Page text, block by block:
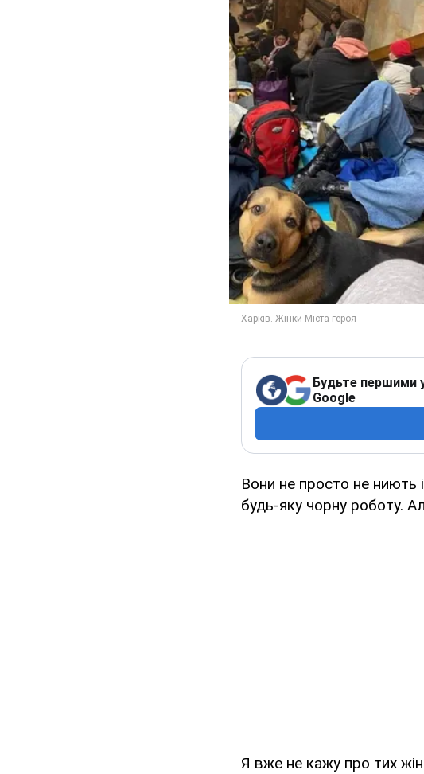
Будьте першими
Google
Вони не просто не ниють
будь-яку чорну роботу.
Я вже не кажу про тих